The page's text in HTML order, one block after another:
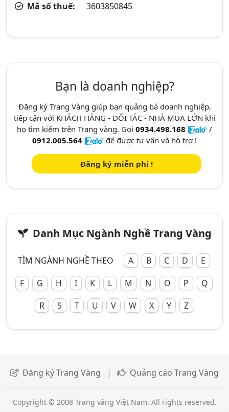
Mã số thuế:
3603850845
Bạn là doanh nghiệp?
Đăng ký Trang Vàng giúp bạn quảng bá doanh nghiệp,
tiếp cận với KHÁCH HÀNG - ĐỐI TÁC - NHÀ MUA LỚN khi
họ tìm kiếm trên Trang vàng. Gọi 0934.498.168
/
0912.005.564
để được tư vấn và hỗ trợ !
Đăng ký miễn phí !
Danh Mục Ngành Nghề Trang Vàng
TÌM NGÀNH NGHỀ THEO A B C D
E
F
G H I K L M N O P
Q
R
S T U V W X Y Z
Đăng ký Trang Vàng | Quảng cáo Trang Vàng
Copyright © 2008 Trang vàng Việt Nam. All rights reserved.